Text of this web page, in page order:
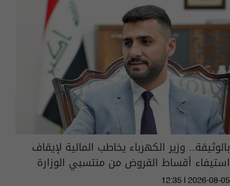
بالوثيقة.. وزير الكهرباء يخاطب المالية لإيقاف
استيفاء أقساط القروض من منتسبي الوزارة
12:35 | 2026-08-05